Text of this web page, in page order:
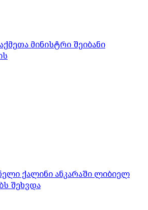
მინისტრი შეიბანი
ქალინი ანკარაში ლიბიელ
შეხვდა